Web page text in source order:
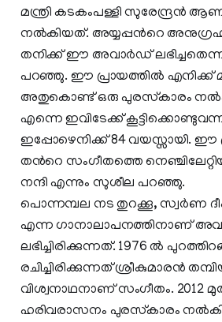
മന്ത്രി കടകംപള്ളി സുരേന്ദ്രൻ
നൽകിയത്. അയ്യപ്പന്‍റെ
തനിക്ക് ഈ അവാർഡ്
പറഞ്ഞു. ഈ പ്രായത്തില്‍ എനിക്ക്
അതുകൊണ്ട് ഒരു പുരസ്‌കാരം
എന്നെ ഇവിടേക്ക്
ഇപ്പോഴെനിക്ക് 84 വയസ്സായി. ഈ
തന്‍റെ സംഗീതത്തെ
നന്ദി എന്നും സുശീല പറഞ്ഞു.
പൊന്നമ്പല നട തുറക്കൂ, സ്വര്‍ണ
എന്ന ഗാനാലാപനത്തിനാണ്
ലഭിച്ചിരിക്കുന്നത്. 1976 ല്‍
രചിച്ചിരിക്കുന്നത് ശ്രീകുമാരന്‍
വിശ്വനാഥനാണ് സംഗീതം. 2012
ഹരിവരാസനം പുരസ്‌കാരം